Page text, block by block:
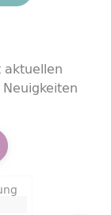
aktuellen